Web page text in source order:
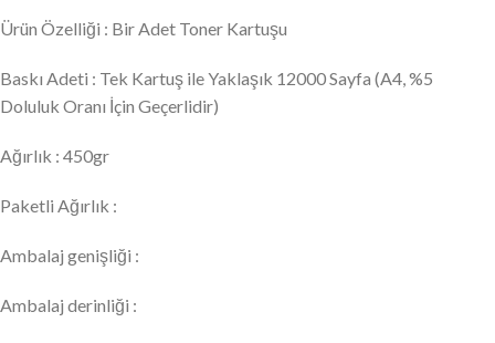
Ürün Özelliği : Bir Adet Toner Kartuşu
Baskı Adeti : Tek Kartuş ile Yaklaşık 12000 Sayfa (A4, %5
Doluluk Oranı İçin Geçerlidir)
Ağırlık : 450gr
Paketli Ağırlık :
Ambalaj genişliği :
Ambalaj derinliği :